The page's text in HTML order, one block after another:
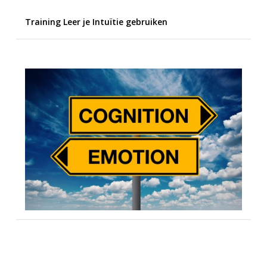
Training Leer je Intuïtie gebruiken